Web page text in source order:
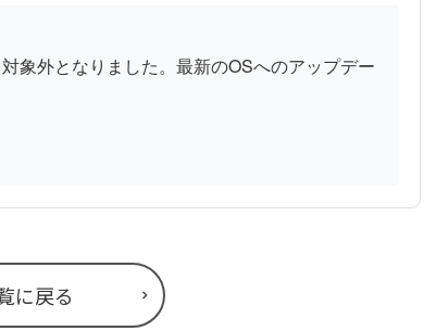
象外となりました。最新のOSへのアップデー
に戻る